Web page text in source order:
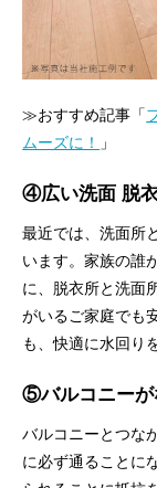
≫おすすめ記事「
ムーズに！
」
④広い洗面 脱
最近では、洗面所
います。家族の誰
に、脱衣所と洗面
がいるご家庭でも
も、快適に水回り
⑤バルコニーが
バルコニーとつな
に必ず通ることに